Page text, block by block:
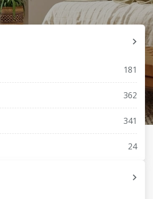
181
362
341
24